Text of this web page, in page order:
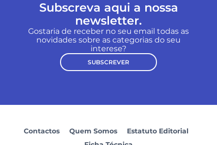
Subscreva aqui a nossa
newsletter.
Gostaria de receber no seu email todas as
novidades sobre as categorias do seu
interese?
SUBSCREVER
Contactos Quem Somos
Estatuto Editorial